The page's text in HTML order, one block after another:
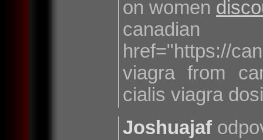
on women
href="https://
viagra from
cialis viagra
Joshuajaf